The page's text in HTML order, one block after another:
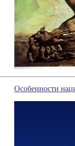
Особенности